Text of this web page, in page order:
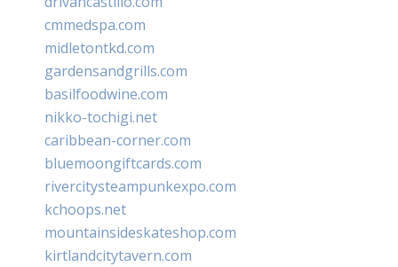
cmmedspa.com
midletontkd.com
gardensandgrills.com
basilfoodwine.com
nikko-tochigi.net
caribbean-corner.com
bluemoongiftcards.com
rivercitysteampunkexpo.com
kchoops.net
mountainsideskateshop.com
kirtlandcitytavern.com